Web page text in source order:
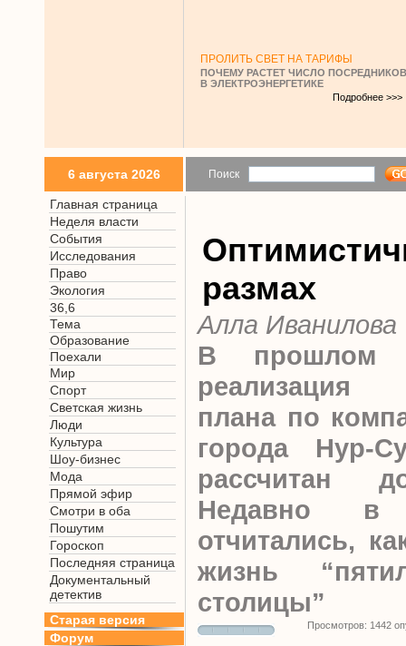
ПРОЛИТЬ СВЕТ НА ТАРИФЫ
ПОЧЕМУ РАСТЕТ ЧИСЛО ПОСРЕДНИКОВ
В ЭЛЕКТРОЭНЕРГЕТИКЕ
Подробнее >>>
6 августа 2026 Поиск
Главная страница
Неделя власти
События
Исследования
Право
Экология
36,6
Тема
Образование
Поехали
Мир
Спорт
Светская жизнь
Люди
Культура
Шоу-бизнес
Мода
Прямой эфир
Смотри в оба
Пошутим
Гороскоп
Последняя страница
Документальный
детектив
Старая версия
Форум
размах
Алла Иванилова
В прошлом
реализация
плана по
города Нур-
рассчитан
Недавно в
отчитались,
жизнь
столицы”
Просмотров: 1442